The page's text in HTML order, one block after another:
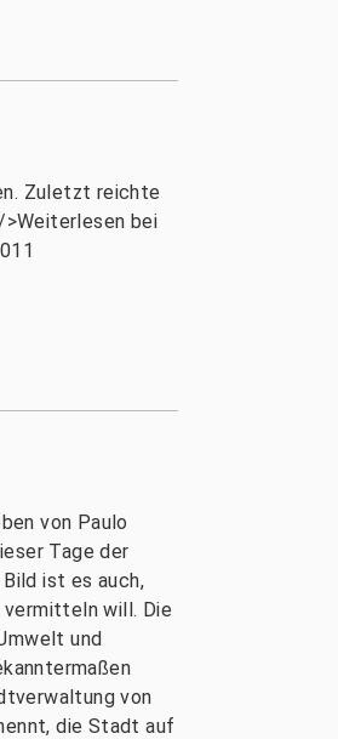
Zuletzt reichte
bei
von Paulo
Tage der
ist es auch,
vermitteln will. Die
und
von
die Stadt auf